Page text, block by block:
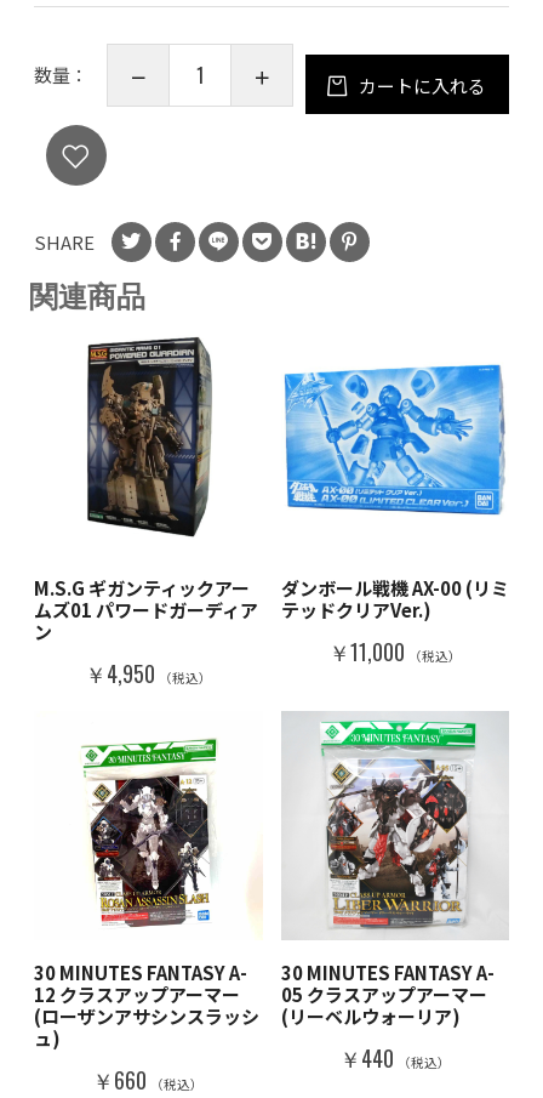
数量： カートに入れる
SHARE
関連商品
M.S.G ギガンティックアー
ムズ01 パワードガーディア
ン
￥4,950 （税込）
ダンボール戦機 AX-00 (リミ
テッドクリアVer.)
￥11,000 （税込）
30 MINUTES FANTASY A-
12 クラスアップアーマー
(ローザンアサシンスラッシ
ュ)
￥660 （税込）
30 MINUTES FANTASY A-
05 クラスアップアーマー
(リーベルウォーリア)
￥440 （税込）